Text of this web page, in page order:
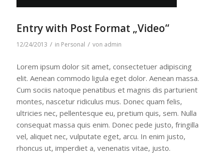
Entry with Post Format „Video“
12/24/2013 / in Personal / von admin
Lorem ipsum dolor sit amet, consectetuer adipiscing
elit. Aenean commodo ligula eget dolor. Aenean massa.
Cum sociis natoque penatibus et magnis dis parturient
montes, nascetur ridiculus mus. Donec quam felis,
ultricies nec, pellentesque eu, pretium quis, sem. Nulla
consequat massa quis enim. Donec pede justo, fringilla
vel, aliquet nec, vulputate eget, arcu. In enim justo,
rhoncus ut, imperdiet a, venenatis vitae, justo.